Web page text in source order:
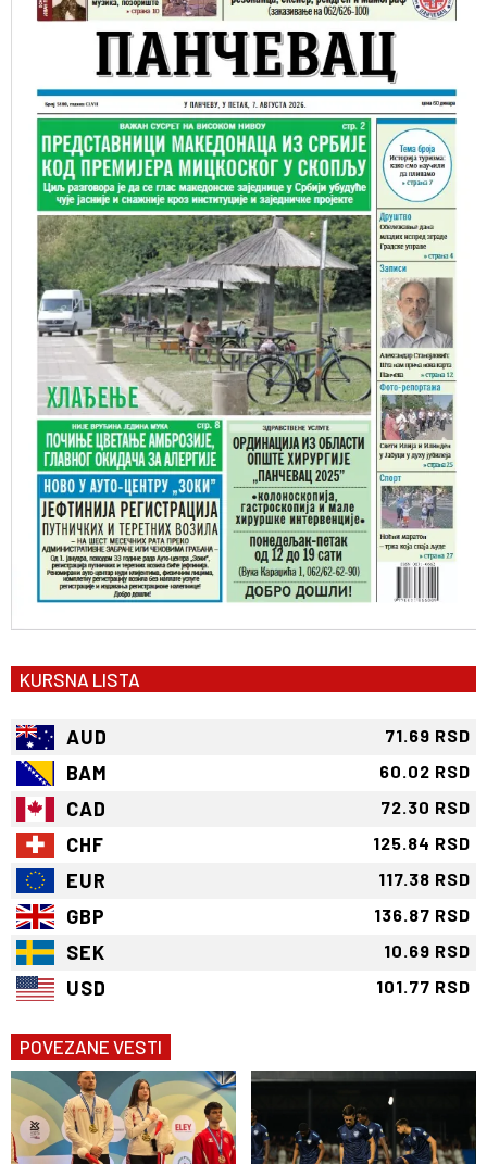
KURSNA LISTA
AUD 71.69 RSD
BAM 60.02 RSD
CAD 72.30 RSD
CHF 125.84 RSD
EUR 117.38 RSD
GBP 136.87 RSD
SEK 10.69 RSD
USD 101.77 RSD
POVEZANE VESTI